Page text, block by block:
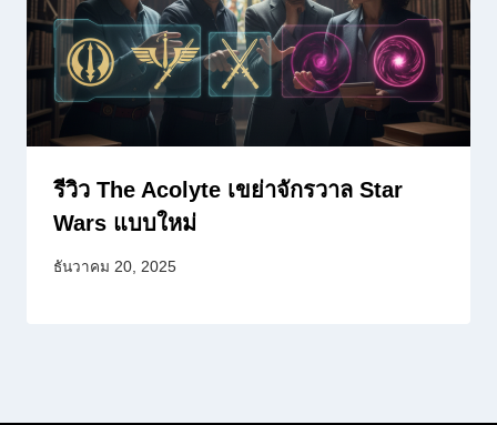
รีวิว The Acolyte เขย่าจักรวาล Star
Wars แบบใหม่
ธันวาคม 20, 2025